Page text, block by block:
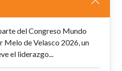
del Congreso Mundo
Melo de Velasco 2026, un
el liderazgo...